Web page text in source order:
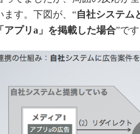
ます。下図が、“自社システム
アプリa」を掲載した場合”です